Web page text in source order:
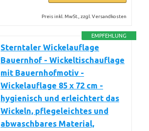
Preis inkl. MwSt., zzgl. Versandkosten
EMPFEHLUNG
Sterntaler Wickelauflage
Bauernhof - Wickeltischauflage
mit Bauernhofmotiv -
Wickelauflage 85 x 72 cm -
hygienisch und erleichtert das
Wickeln, pflegeleichtes und
abwaschbares Material,